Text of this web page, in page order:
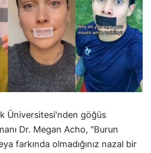
Üniversitesi'nden göğüs
Dr. Megan Acho, "Burun
farkında olmadığınız nazal bir